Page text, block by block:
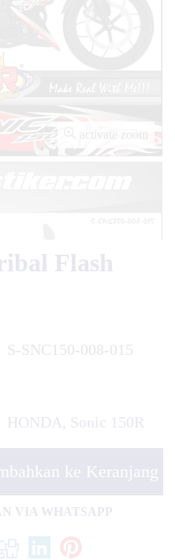
activate zoom
Flash
S-SNC150-008-015
HONDA, Sonic 150R
ke Keranjang
VIA WHATSAPP